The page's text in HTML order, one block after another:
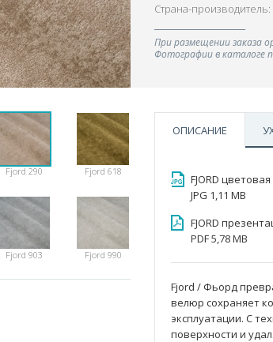
Fjord 290 Fjord 618
Fjord 903 Fjord 990
Страна-производитель:
При размещении заказа
Фотографии в каталоге
ОПИСАНИЕ
FJORD
JPG 1,11 MB
FJORD
PDF 5,78 MB
Fjord / Фьорд
велюр сохраняет
эксплуатации. С
поверхности и